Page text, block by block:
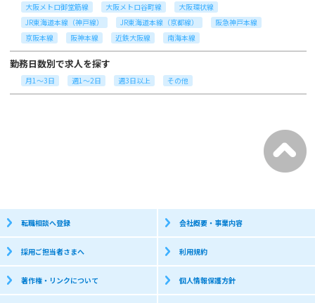
大阪メトロ御堂筋線 大阪メトロ谷町線
大阪環状線
JR東海道本線（神戸線）
JR東海道本線（京都線）
阪急神戸本線
京阪本線
阪神本線 近鉄大阪線 南海本線
勤務日数別で求人を探す
月1～3日 週1～2日 週3日以上 その他
転職相談へ登録 会社概要・事業内容
採用ご担当者さまへ 利用規約
著作権・リンクについて 個人情報保護方針